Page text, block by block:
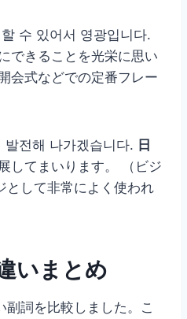
수 있어서 영광입니다.
できることを光栄に思い
会式などでの定番フレー
발전해 나가겠습니다. 日
してまいります。 （ビジ
として非常によく使われ
いまとめ
副詞を比較しました。こ